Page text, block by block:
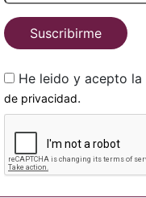
Suscribirme
He leido y acepto la
de privacidad.